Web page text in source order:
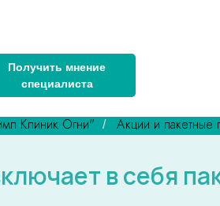
Получить мнение
специалиста
Клиник Огни" / Акции и пакетные
в себя